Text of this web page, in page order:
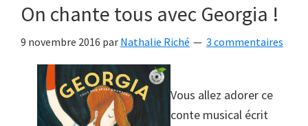
On chante tous avec Georgia !
9 novembre 2016 par Nathalie Riché 3 commentaires
Vous allez adorer ce
conte musical écrit